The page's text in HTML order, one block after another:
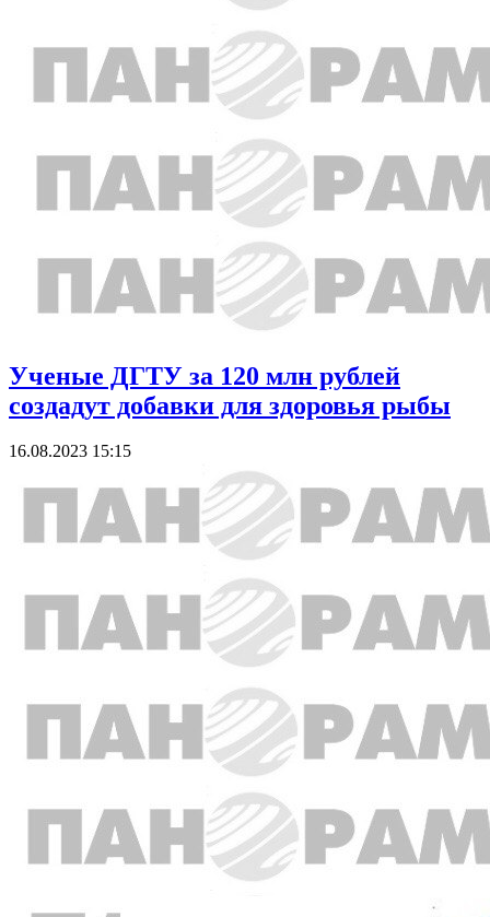
Ученые ДГТУ за 120 млн рублей
создадут добавки для здоровья рыбы
16.08.2023 15:15